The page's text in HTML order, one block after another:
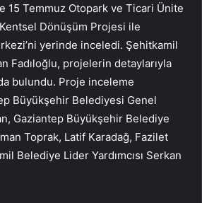
15 Temmuz Otopark ve Ticari Ünite
Dönüşüm Projesi ile
yerinde inceledi. Şehitkamil
Fadıloğlu, projelerin detaylarıyla
bulundu. Proje inceleme
Büyükşehir Belediyesi Genel
Gaziantep Büyükşehir Belediye
Toprak, Latif Karadağ, Fazilet
Belediye Lider Yardımcısı Serkan